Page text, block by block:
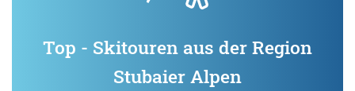
Top - Skitouren aus der Region
Stubaier Alpen